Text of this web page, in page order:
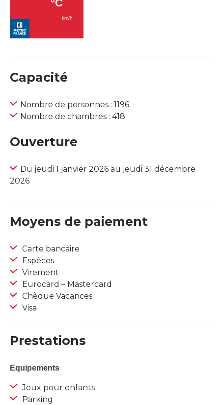
Capacité
Nombre de personnes : 1196
Nombre de chambres : 418
Ouverture
Du jeudi 1 janvier 2026 au jeudi 31 décembre
2026
Moyens de paiement
Carte bancaire
Espèces
Virement
Eurocard – Mastercard
Chèque Vacances
Visa
Prestations
Equipements
Jeux pour enfants
Parking